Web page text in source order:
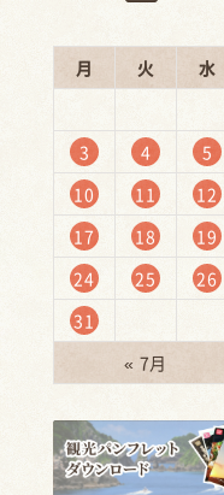
月
火 水
3
4 5
10
11 12
17
18 19
24
25 26
31
« 7月